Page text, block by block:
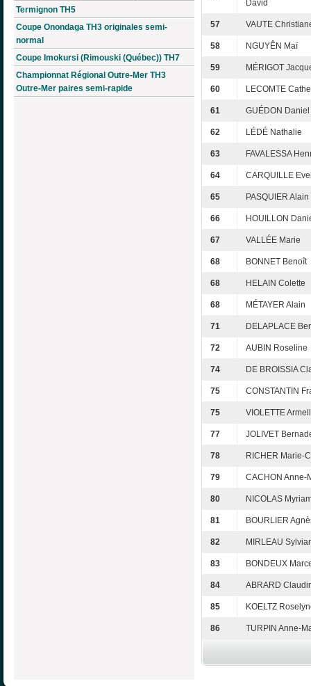
Termignon TH5
Coupe Onondaga TH3 originales semi-
normal
Coupe Imokursi (Rimouski (Québec)) TH7
Championnat Régional Outre-Mer TH3
Outre-Mer paires semi-rapide
David
57 VAUTE
58 NGUYÊN Maï
59 MÉRIGOT
60 LECOMTE
61 GUÉDON Daniel
62 LÉDÉ Nathalie
63 FAVALESSA
64 CARQUILLE
65 PASQUIER Alain
66 HOUILLON
67 VALLÉE Marie
68 BONNET Benoît
68 HELAIN Colette
68 MÉTAYER Alain
71 DELAPLACE
72 AUBIN Roseline
74 DE BROISSIA
75 CONSTANTIN
75 VIOLETTE
77 JOLIVET
78 RICHER Marie-
79 CACHON Anne-
80 NICOLAS
81 BOURLIER
82 MIRLEAU
83 BONDEUX
84 ABRARD
85 KOELTZ
86 TURPIN Anne-